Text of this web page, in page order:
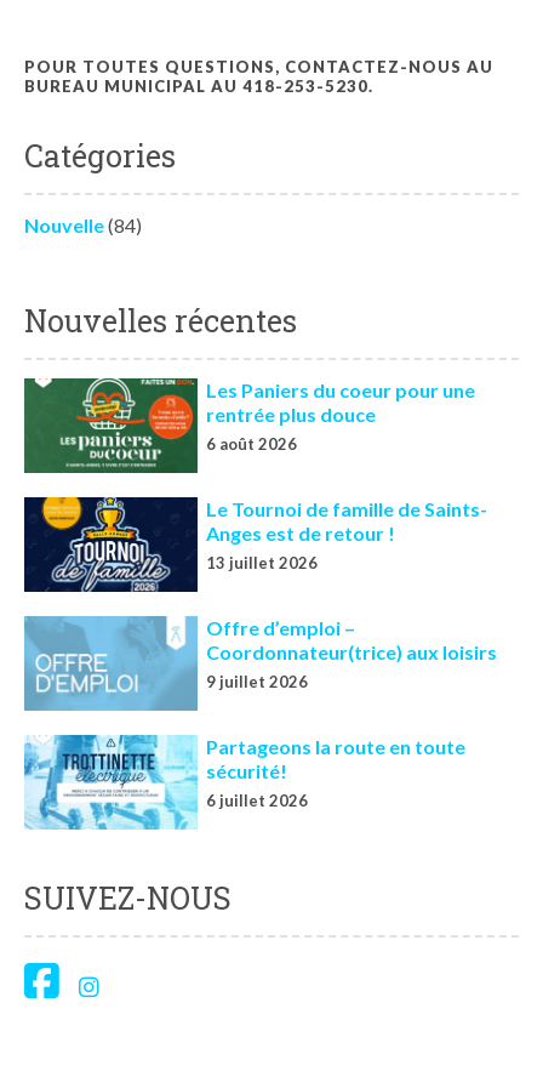
POUR TOUTES QUESTIONS, CONTACTEZ-NOUS AU
BUREAU MUNICIPAL AU 418-253-5230.
Catégories
Nouvelle(84)
Nouvelles récentes
Les Paniers du coeur pour une
rentrée plus douce
6 août 2026
Le Tournoi de famille de Saints-
Anges est de retour !
13 juillet 2026
Offre d’emploi –
Coordonnateur(trice) aux loisirs
9 juillet 2026
Partageons la route en toute
sécurité!
6 juillet 2026
SUIVEZ-NOUS